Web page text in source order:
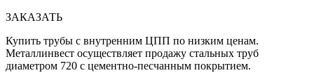
ЗАКАЗАТЬ
Купить трубы с внутренним ЦПП по низким ценам.
Металлинвест осуществляет продажу стальных труб
диаметром 720 с цементно-песчанным покрытием.